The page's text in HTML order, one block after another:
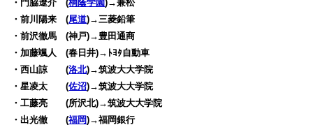
・門脇遼介 (桐蔭学園)→兼松
・前川陽来 (尾道)→三菱鉛筆
・前沢徹馬 (神戸)→豊田通商
・加藤颯人 (春日井)→ﾄﾖﾀ自動車
・西山諒 (洛北)→筑波大大学院
・星凌太 (佐沼)→筑波大大学院
・工藤亮 (所沢北)→筑波大大学院
・出光徹 (福岡)→福岡銀行